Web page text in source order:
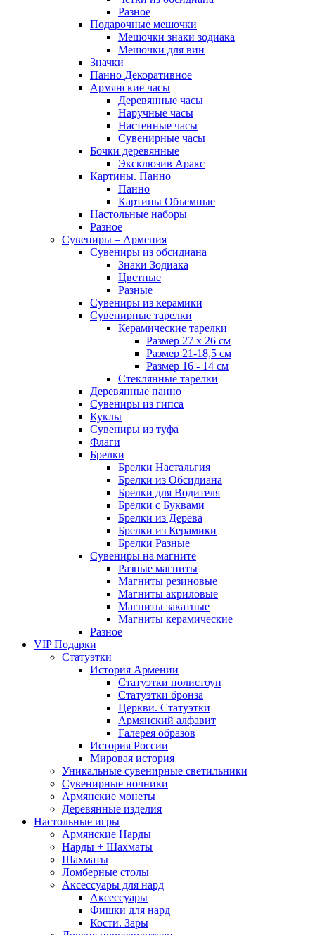
Разное
Подарочные мешочки
Мешочки знаки зодиака
Мешочки для вин
Значки
Панно Декоративное
Армянские часы
Деревянные часы
Наручные часы
Настенные часы
Сувенирные часы
Бочки деревянные
Эксклюзив Аракс
Картины. Панно
Панно
Картины Объемные
Настольные наборы
Разное
Сувениры – Армения
Сувениры из обсидиана
Знаки Зодиака
Цветные
Разные
Сувениры из керамики
Сувенирные тарелки
Керамические тарелки
Размер 27 х 26 см
Размер 21-18,5 см
Размер 16 - 14 см
Стеклянные тарелки
Деревянные панно
Сувениры из гипса
Куклы
Сувениры из туфа
Флаги
Брелки
Брелки Настальгия
Брелки из Обсидиана
Брелки для Водителя
Брелки с Буквами
Брелки из Дерева
Брелки из Керамики
Брелки Разные
Сувениры на магните
Разные магниты
Магниты резиновые
Магниты акриловые
Магниты закатные
Магниты керамические
Разное
VIP Подарки
Статуэтки
История Армении
Статуэтки полистоун
Статуэтки бронза
Церкви. Статуэтки
Армянский алфавит
Галерея образов
История России
Мировая история
Уникальные сувенирные светильники
Сувенирные ночники
Армянские монеты
Деревянные изделия
Настольные игры
Армянские Нарды
Нарды + Шахматы
Шахматы
Ломберные столы
Аксессуары для нард
Аксессуары
Фишки для нард
Кости. Зары